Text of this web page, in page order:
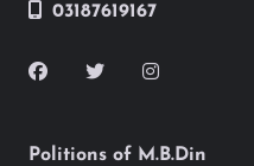
03187619167
Politions of M.B.Din